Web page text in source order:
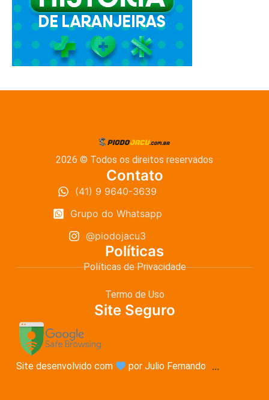
2026 © Todos os direitos reservados
Contato
(41) 9 9640-3639
Grupo do Whatsapp
@piodojacu3
Políticas
Políticas de Privacidade
Termo de Uso
Site Seguro
Site desenvolvido com por Julio Fernando ...